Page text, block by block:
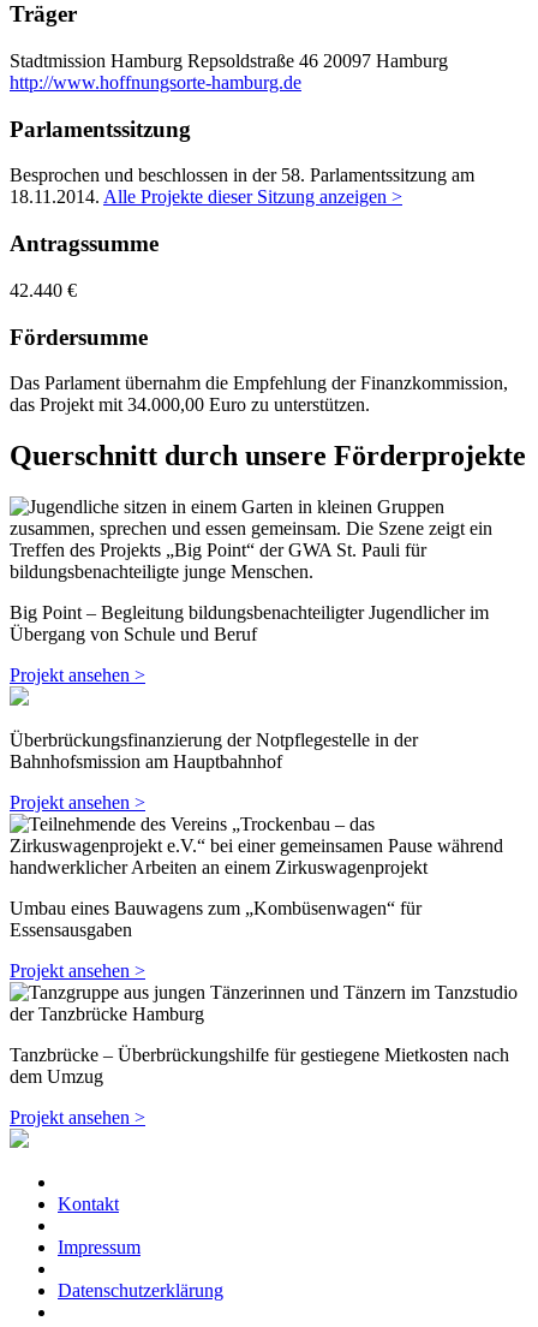
Träger
Stadtmission Hamburg Repsoldstraße 46 20097 Hamburg
http://www.hoffnungsorte-hamburg.de
Parlamentssitzung
Besprochen und beschlossen in der 58. Parlamentssitzung am
18.11.2014. Alle Projekte dieser Sitzung anzeigen >
Antragssumme
42.440 €
Fördersumme
Das Parlament übernahm die Empfehlung der Finanzkommission,
das Projekt mit 34.000,00 Euro zu unterstützen.
Querschnitt durch unsere Förderprojekte
Big Point – Begleitung bildungsbenachteiligter Jugendlicher im
Übergang von Schule und Beruf
Projekt ansehen >
Überbrückungsfinanzierung der Notpflegestelle in der
Bahnhofsmission am Hauptbahnhof
Projekt ansehen >
Umbau eines Bauwagens zum „Kombüsenwagen“ für
Essensausgaben
Projekt ansehen >
Tanzbrücke – Überbrückungshilfe für gestiegene Mietkosten nach
dem Umzug
Projekt ansehen >
Kontakt
Impressum
Datenschutzerklärung